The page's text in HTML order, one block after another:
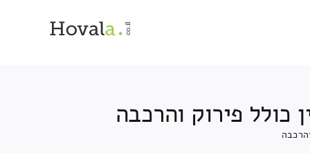
פירוק והרכבה